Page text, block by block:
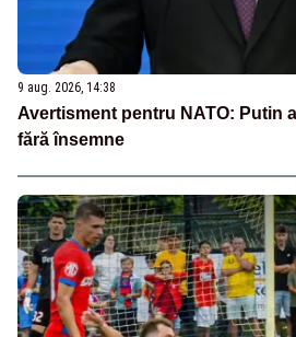
9 aug. 2026, 14:38
Avertisment pentru NATO: Putin
fără însemne